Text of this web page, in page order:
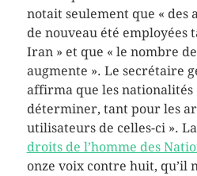
notait seulement que « des
de nouveau été employées
Iran » et que « le nombre
augmente ». Le secrétaire
affirma que les nationalités
déterminer, tant pour les
utilisateurs de celles-ci ». La
droits de l’homme des
onze voix contre huit, qu’il